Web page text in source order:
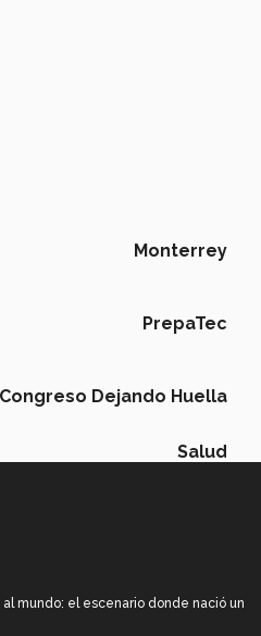
Monterrey
PrepaTec
Congreso Dejando Huella
Salud
al mundo: el escenario donde nació un